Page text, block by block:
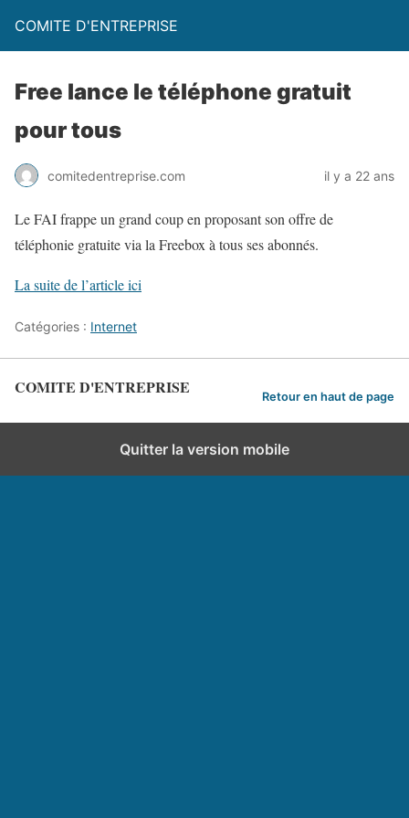
COMITE D'ENTREPRISE
Free lance le téléphone gratuit
pour tous
comitedentreprise.com il y a 22 ans
Le FAI frappe un grand coup en proposant son offre de
téléphonie gratuite via la Freebox à tous ses abonnés.
La suite de l’article ici
Catégories : Internet
COMITE D'ENTREPRISE Retour en haut de page
Quitter la version mobile